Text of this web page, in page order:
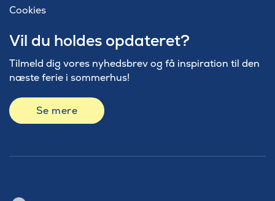
Cookies
Vil du holdes opdateret?
Tilmeld dig vores nyhedsbrev og få inspiration til den
næste ferie i sommerhus!
Se mere